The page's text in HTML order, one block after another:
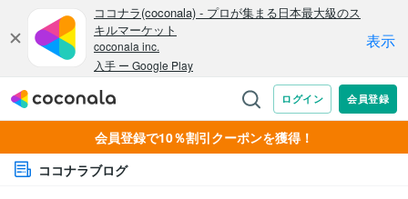
会員登録で10％割引クーポンを獲得！
ココナラブログ